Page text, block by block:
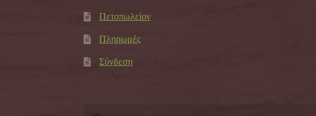
Πετοπωλείον
Πληρωμές
Σύνδεση